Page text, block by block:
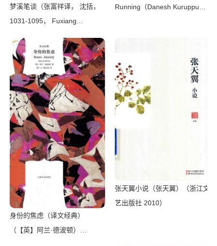
梦溪笔谈（张富祥译， 沈括，
1031-1095， Fuxiang
2009）
Running（Danesh Kuruppu，
身份的焦虑（译文经典）
（【英】阿兰·德波顿）
张天翼小说（张天翼）（浙江文
艺出版社 2010）